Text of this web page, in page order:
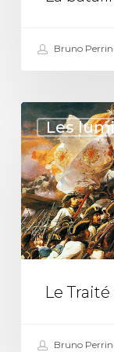
Bruno
Les
Le
Traité
d’Utrecht
Le
Bruno